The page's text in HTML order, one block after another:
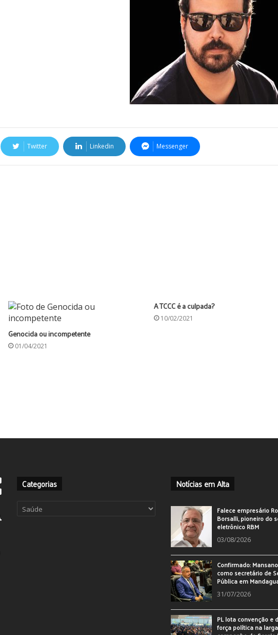
Twitter Linkedin Messenger
Genocida ou incompetente
01/04/2021
A TCCC é a culpada?
10/02/2021
Categorias
Categorias
Notícias em Alta
Falece empresário
Borsalli, pioneiro do
eletrônico RBM
03/08/2026
Confirmado:
como secretário de
Pública em
31/07/2026
PL lota convenção e
força política na